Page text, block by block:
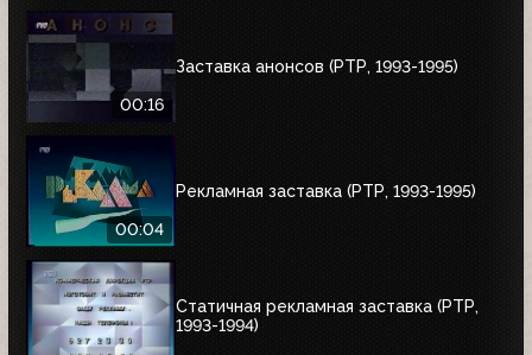
00:16
Заставка анонсов (РТР, 1993-1995)
00:04
Рекламная заставка (РТР, 1993-1995)
Статичная рекламная заставка (РТР,
1993-1994)